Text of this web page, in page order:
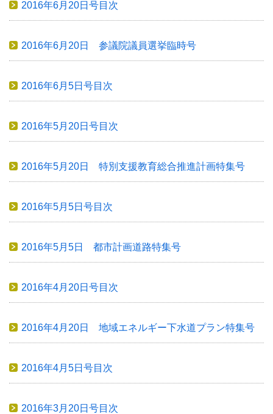
2016年6月20日号目次
2016年6月20日 参議院議員選挙臨時号
2016年6月5日号目次
2016年5月20日号目次
2016年5月20日 特別支援教育総合推進計画特集号
2016年5月5日号目次
2016年5月5日 都市計画道路特集号
2016年4月20日号目次
2016年4月20日 地域エネルギー下水道プラン特集号
2016年4月5日号目次
2016年3月20日号目次